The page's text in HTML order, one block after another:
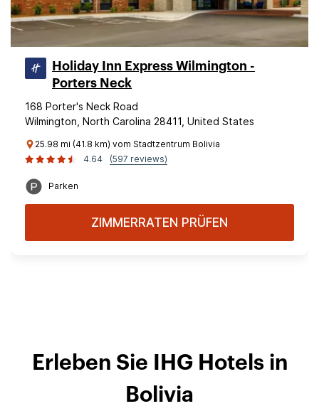
Holiday Inn Express Wilmington -
Porters Neck
168 Porter's Neck Road
Wilmington, North Carolina 28411, United States
25.98 mi (41.8 km) vom Stadtzentrum Bolivia
4.64
(597 reviews)
Parken
ZIMMERRATEN PRÜFEN
Erleben Sie IHG Hotels in
Bolivia